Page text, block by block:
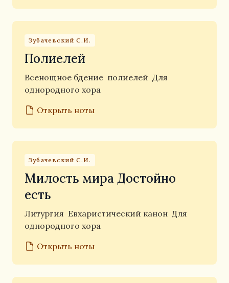
Зубачевский С.И.
Полиелей
Всенощное бдение полиелей Для
однородного хора
Открыть ноты
Зубачевский С.И.
Милость мира Достойно
есть
Литургия Евхаристический канон Для
однородного хора
Открыть ноты